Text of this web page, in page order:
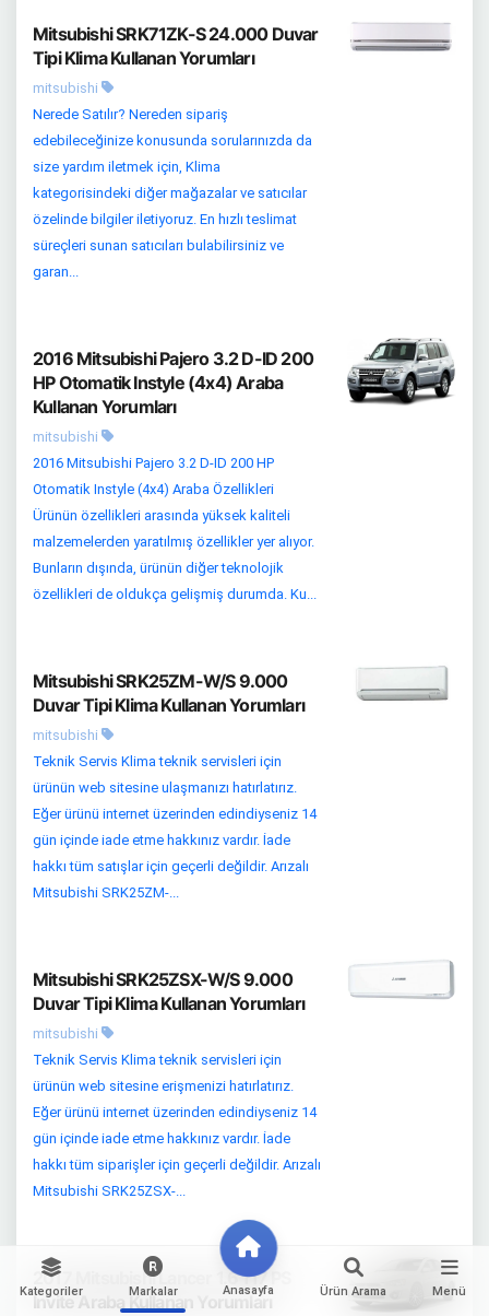
Kategoriler Markalar Anasayfa Ürün Arama Menü
Mitsubishi SRK71ZK-S 24.000 Duvar
Tipi Klima Kullanan Yorumları
mitsubishi
Nerede Satılır? Nereden sipariş
edebileceğinize konusunda sorularınızda da
size yardım iletmek için, Klima
kategorisindeki diğer mağazalar ve satıcılar
özelinde bilgiler iletiyoruz. En hızlı teslimat
süreçleri sunan satıcıları bulabilirsiniz ve
garan...
2016 Mitsubishi Pajero 3.2 D-ID 200
HP Otomatik Instyle (4x4) Araba
Kullanan Yorumları
mitsubishi
2016 Mitsubishi Pajero 3.2 D-ID 200 HP
Otomatik Instyle (4x4) Araba Özellikleri
Ürünün özellikleri arasında yüksek kaliteli
malzemelerden yaratılmış özellikler yer alıyor.
Bunların dışında, ürünün diğer teknolojik
özellikleri de oldukça gelişmiş durumda. Ku...
Mitsubishi SRK25ZM-W/S 9.000
Duvar Tipi Klima Kullanan Yorumları
mitsubishi
Teknik Servis Klima teknik servisleri için
ürünün web sitesine ulaşmanızı hatırlatırız.
Eğer ürünü internet üzerinden edindiyseniz 14
gün içinde iade etme hakkınız vardır. İade
hakkı tüm satışlar için geçerli değildir. Arızalı
Mitsubishi SRK25ZM-...
Mitsubishi SRK25ZSX-W/S 9.000
Duvar Tipi Klima Kullanan Yorumları
mitsubishi
Teknik Servis Klima teknik servisleri için
ürünün web sitesine erişmenizi hatırlatırız.
Eğer ürünü internet üzerinden edindiyseniz 14
gün içinde iade etme hakkınız vardır. İade
hakkı tüm siparişler için geçerli değildir. Arızalı
Mitsubishi SRK25ZSX-...
2017 Mitsubishi Lancer 1.6 117 PS
Invite Araba Kullanan Yorumları